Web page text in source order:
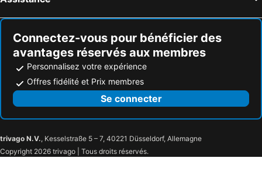
Connectez-vous pour bénéficier des
avantages réservés aux membres
Personnalisez votre expérience
Offres fidélité et Prix membres
Se connecter
trivago N.V., Kesselstraße 5 – 7, 40221 Düsseldorf, Allemagne
Copyright 2026 trivago | Tous droits réservés.